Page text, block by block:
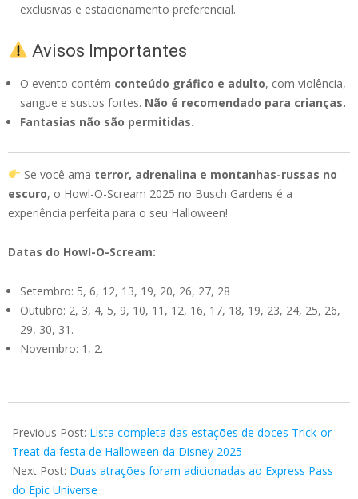
exclusivas e estacionamento preferencial.
Avisos Importantes
O evento contém conteúdo gráfico e adulto, com violência,
sangue e sustos fortes. Não é recomendado para crianças.
Fantasias não são permitidas.
Se você ama terror, adrenalina e montanhas-russas no
escuro, o Howl-O-Scream 2025 no Busch Gardens é a
experiência perfeita para o seu Halloween!
Datas do Howl-O-Scream:
Setembro: 5, 6, 12, 13, 19, 20, 26, 27, 28
Outubro: 2, 3, 4, 5, 9, 10, 11, 12, 16, 17, 18, 19, 23, 24, 25, 26,
29, 30, 31.
Novembro: 1, 2.
08-
21
Previous Post: Lista completa das estações de doces Trick-or-
Treat da festa de Halloween da Disney 2025
Next Post: Duas atrações foram adicionadas ao Express Pass
do Epic Universe